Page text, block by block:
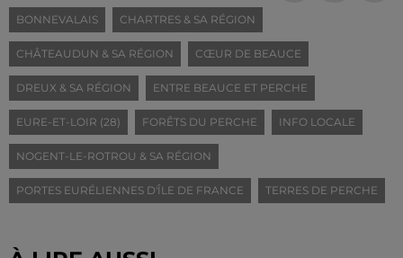
BONNEVALAIS CHARTRES & SA RÉGION
CHÂTEAUDUN & SA RÉGION CŒUR DE BEAUCE
DREUX & SA RÉGION ENTRE BEAUCE ET PERCHE
EURE-ET-LOIR (28) FORÊTS DU PERCHE INFO LOCALE
NOGENT-LE-ROTROU & SA RÉGION
PORTES EURÉLIENNES D'ÎLE DE FRANCE TERRES DE PERCHE